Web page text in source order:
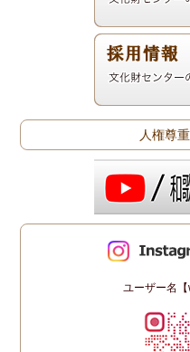
人権尊
ユーザー名